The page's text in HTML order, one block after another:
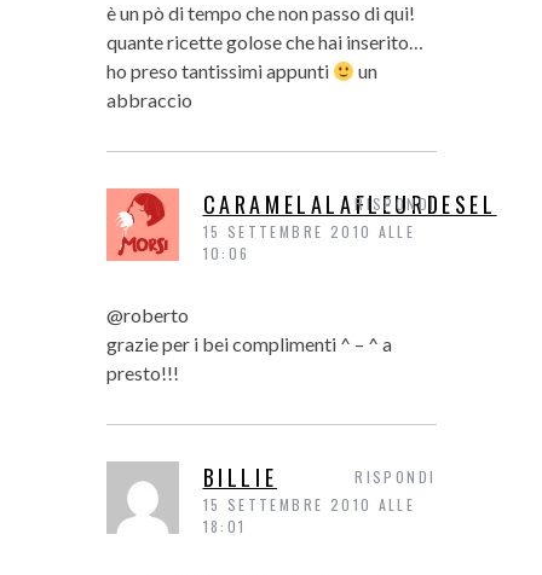
è un pò di tempo che non passo di qui!
quante ricette golose che hai inserito…
ho preso tantissimi appunti
un
abbraccio
CARAMELALAFLEURDESEL
15 SETTEMBRE 2010 ALLE
10:06
@roberto
grazie per i bei complimenti ^ – ^ a
presto!!!
RISPONDI
BILLIE
15 SETTEMBRE 2010 ALLE
18:01
RISPONDI